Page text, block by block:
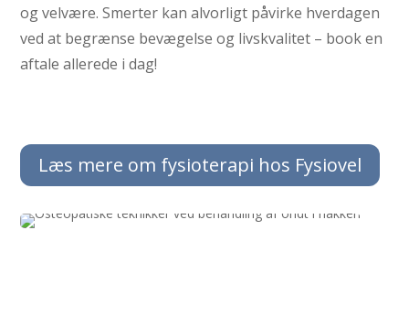
og velvære. Smerter kan alvorligt påvirke hverdagen
ved at begrænse bevægelse og livskvalitet – book en
aftale allerede i dag!
Læs mere om fysioterapi hos Fysiovel